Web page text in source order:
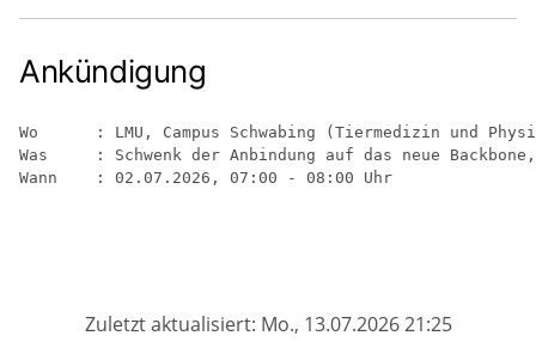
Ankündigung
Wo      : LMU, Campus Schwabing (Tiermedizin und
Was     : Schwenk der Anbindung auf das neue
Zuletzt aktualisiert: Mo., 13.07.2026 21:25